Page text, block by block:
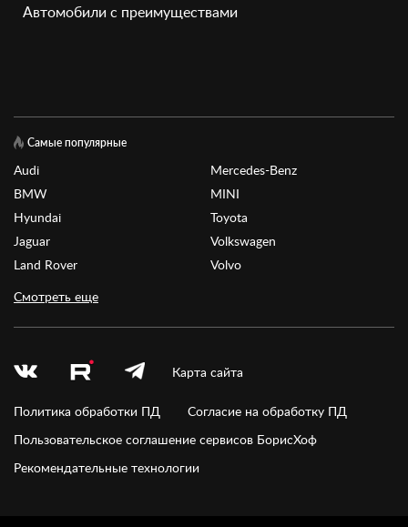
Автомобили с преимуществами
Самые популярные
Audi
BMW
Hyundai
Jaguar
Land Rover
Mercedes-Benz
MINI
Toyota
Volkswagen
Volvo
Смотреть еще
Карта сайта
Политика обработки ПД
Согласие на обработку ПД
Пользовательское соглашение сервисов БорисХоф
Рекомендательные технологии